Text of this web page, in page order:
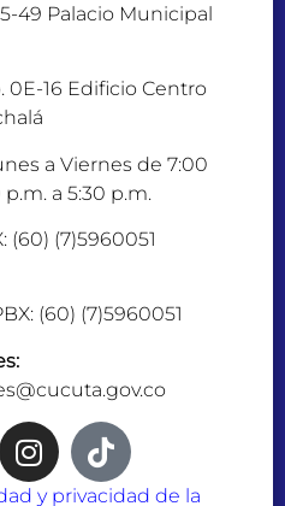
5-49 Palacio Municipal
0E-16 Edificio Centro
a Viernes de 7:00
p.m. a 5:30 p.m.
(60) (7)5960051
(60) (7)5960051
y privacidad de la